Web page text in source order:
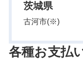
茨城県
古河市(※)
各種お支払